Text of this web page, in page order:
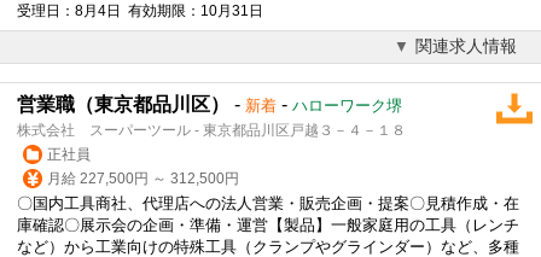
受理日：8月4日 有効期限：10月31日
関連求人情報
営業職（東京都品川区） - 新着 - ハローワーク堺
株式会社 スーパーツール - 東京都品川区戸越３－４－１８
正社員
月給 227,500円 ～ 312,500円
〇国内工具商社、代理店への法人営業 ・販売企画・提案〇見積作成・在
庫確認〇展示会の企画・準備・運営【製品】一般家庭用の工具（レンチ
など）から工業向けの特殊工具（クランプやグラインダー）など、多種